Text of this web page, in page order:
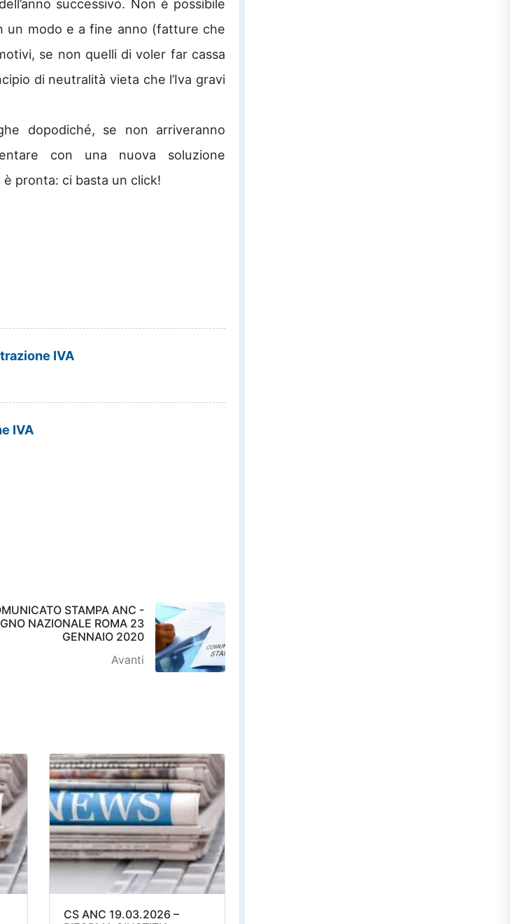
successivo. Non è possibile
un modo e a fine anno (fatture che
se non quelli di voler far cassa
di neutralità vieta che l’Iva gravi
dopodiché, se non arriveranno
con una nuova soluzione
è pronta: ci basta un click!
IVA
IVA
STAMPA ANC -
NAZIONALE ROMA 23
GENNAIO 2020
Avanti
CS ANC 19.03.2026 –